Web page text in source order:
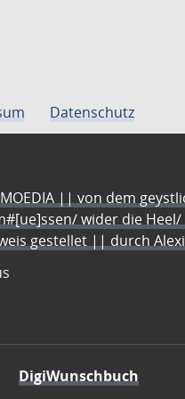
Datenschutz
|| von dem
wider die
gestellet || durch
DigiWunschbuch